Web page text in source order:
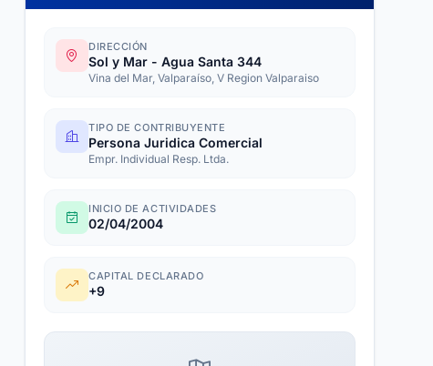
DIRECCIÓN
Sol y Mar - Agua Santa 344
Vina del Mar, Valparaíso, V Region Valparaiso
TIPO DE CONTRIBUYENTE
Persona Juridica Comercial
Empr. Individual Resp. Ltda.
INICIO DE ACTIVIDADES
02/04/2004
CAPITAL DECLARADO
+9